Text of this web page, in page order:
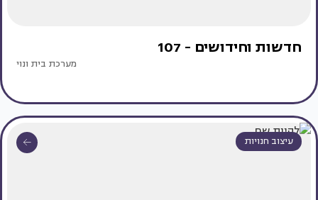
חדשות וחידושים - 107
מערכת בית ונוי
עיצוב חנויות